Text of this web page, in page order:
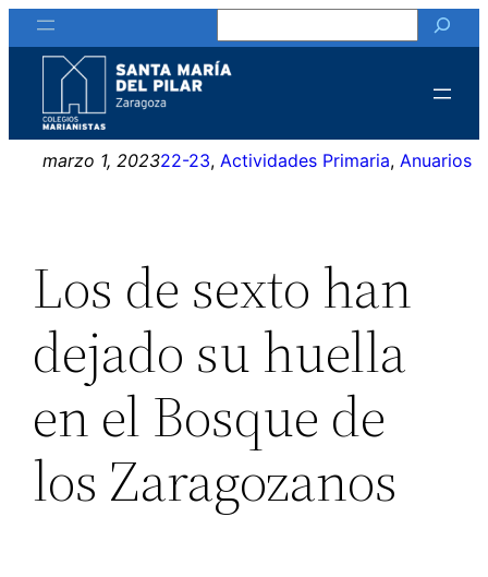
Saltar
al
contenido
marzo 1, 202322-23, Actividades Primaria, Anuarios
Los de sexto han
dejado su huella
en el Bosque de
los Zaragozanos